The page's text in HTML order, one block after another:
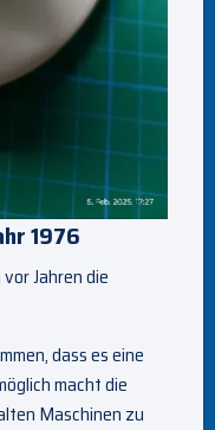
1976
Jahren die
dass es eine
macht die
Maschinen zu